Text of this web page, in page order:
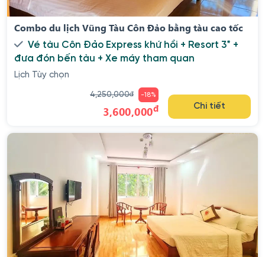
Combo du lịch Vũng Tàu Côn Đảo bằng tàu cao tốc
Vé tàu Côn Đảo Express khứ hồi + Resort 3* +
đưa đón bến tàu + Xe máy tham quan
Lịch Tùy chọn
4,250,000đ -18%
3,600,000đ Chi tiết